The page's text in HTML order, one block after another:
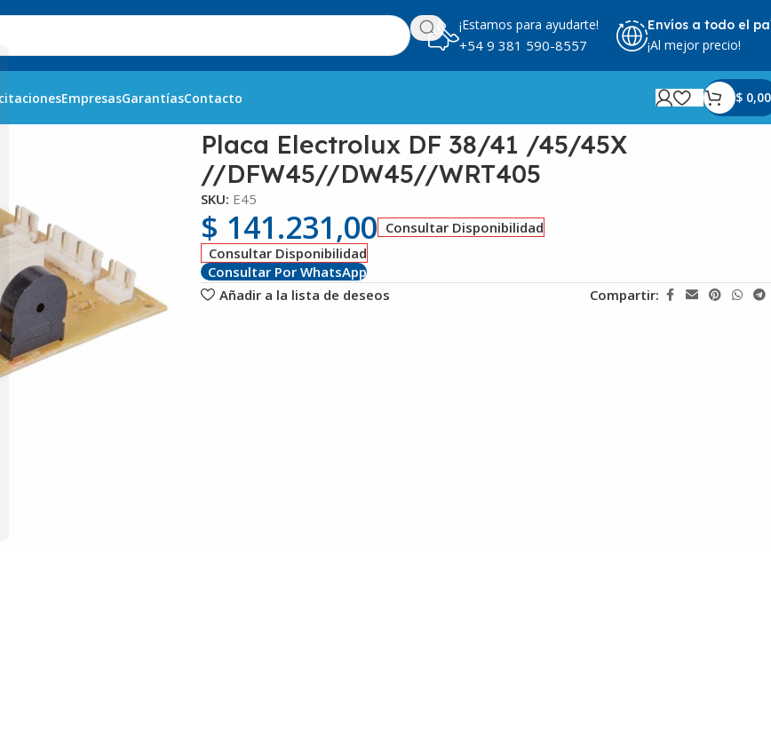
¡Estamos para ayudarte!
+54 9 381 590-8557
Envíos a todo el
¡Al mejor precio!
EmpresasGarantíasContacto $ 0,00
Placa Electrolux DF 38/41 /45/45X
//DFW45//DW45//WRT405
SKU: E45
$ 141.231,00 Consultar Disponibilidad
Consultar Disponibilidad
Consultar Por WhatsApp
Añadir a la lista de deseos
Compartir: